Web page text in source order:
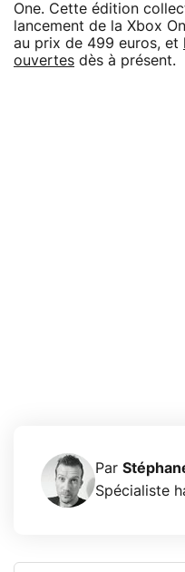
One. Cette édition
lancement de la Xbox
au prix de 499 euros, et
ouvertes dès à présent.
Par
Spécialiste